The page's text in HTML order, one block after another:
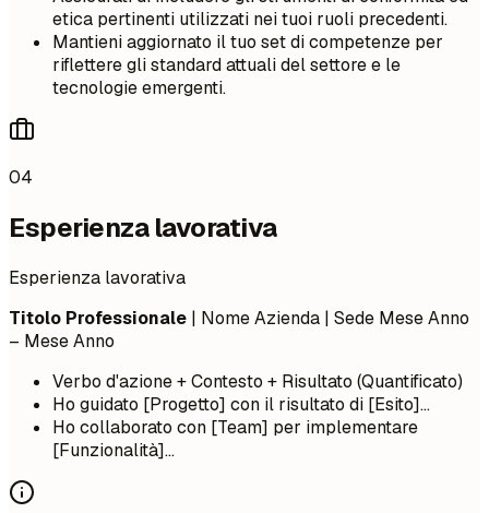
etica pertinenti utilizzati nei tuoi ruoli precedenti.
Mantieni aggiornato il tuo set di competenze per
riflettere gli standard attuali del settore e le
tecnologie emergenti.
04
Esperienza lavorativa
Esperienza lavorativa
Titolo Professionale | Nome Azienda | Sede Mese Anno
– Mese Anno
Verbo d'azione + Contesto + Risultato (Quantificato)
Ho guidato [Progetto] con il risultato di [Esito]...
Ho collaborato con [Team] per implementare
[Funzionalità]...